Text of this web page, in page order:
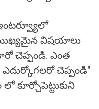
ముఖ్యమైన విషయాలు
చెప్పండి. ఎంత
చెప్పండి"
కూర్చోపెట్టుకుని